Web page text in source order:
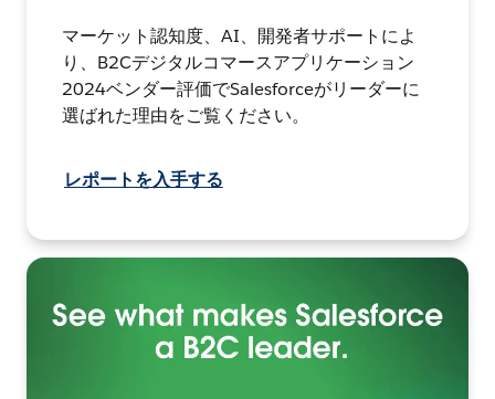
マーケット認知度、AI、開発者サポートによ
り、B2Cデジタルコマースアプリケーション
2024ベンダー評価でSalesforceがリーダーに
選ばれた理由をご覧ください。
レポートを入手する